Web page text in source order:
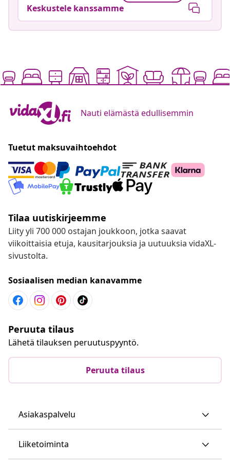
Keskustele kanssamme
Nauti elämästä edullisemmin
Tuetut maksuvaihtoehdot
Tilaa uutiskirjeemme
Liity yli 700 000 ostajan joukkoon, jotka saavat
viikoittaisia etuja, kausitarjouksia ja uutuuksia vidaXL-
sivustolta.
Sosiaalisen median kanavamme
Peruuta tilaus
Lähetä tilauksen peruutuspyyntö.
Peruuta tilaus
Asiakaspalvelu
Liiketoiminta